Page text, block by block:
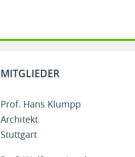
MITGLIEDER
Prof. Hans Klumpp
Architekt
Stuttgart